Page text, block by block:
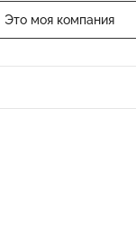
Это моя компания